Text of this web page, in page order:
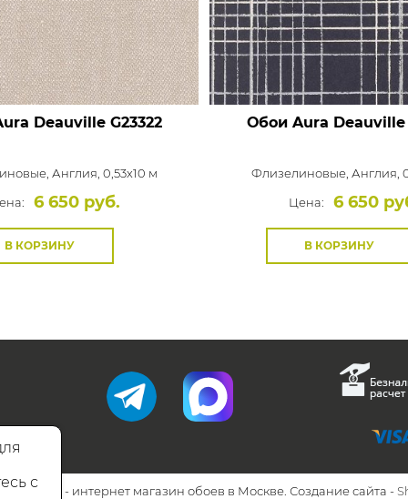
DeauvilleG23322
Англия, 0,53x10 м
6 650 руб.
В КОРЗИНУ
Обои Aura Deauville
Флизелиновые, Англия,
Цена:
6 650
В КОРЗИНУ
Walls.ru - интернет магазин обоев в Москве. Создание сайта -
с